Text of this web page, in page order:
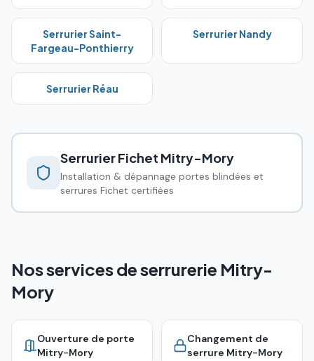
SerrurierSaint-
Fargeau-Ponthierry
Serrurier Nandy
Serrurier Réau
Serrurier Fichet Mitry-Mory
Installation & dépannage portes blindées et
serrures Fichet certifiées
Nos services de serrurerie Mitry-
Mory
Ouverture de porte
Mitry-Mory
Changement de
serrure Mitry-Mory